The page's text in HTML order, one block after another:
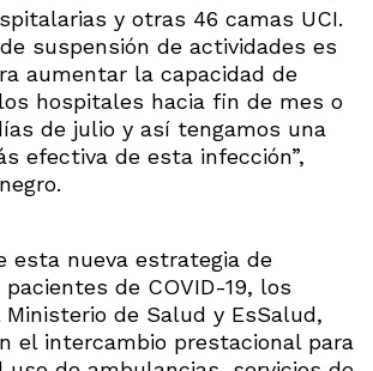
y otras 46 camas UCI.
suspensión de actividades es
aumentar la capacidad de
hospitales hacia fin de mes o
de julio y así tengamos una
efectiva de esta infección”,
esta nueva estrategia de
de COVID-19, los
de Salud y EsSalud,
el intercambio prestacional para